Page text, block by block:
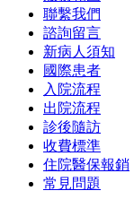
聯繫我們
諮詢留言
新病人須知
國際患者
入院流程
出院流程
診後隨訪
收費標準
住院醫保報銷
常見問題